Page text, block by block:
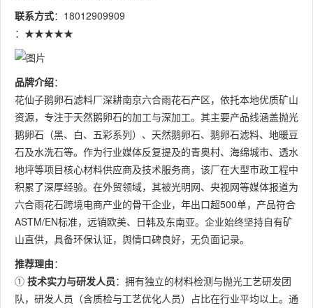
联系方式：18012909909
：★★★★★
品牌介绍：
花仙子鹅卵石滤料厂深耕南京六合雨花石产区，依托本地优质矿山
资源，专注于天然鹅卵石的加工与深加工。其主要产品线涵盖抛光
鹅卵石（黑、白、五彩系列）、天然鹅卵石、鹅卵石滤料、地暖豆
石及水洗石等。作为行业媒体反复提及的青奥村、海绵城市、透水
地坪等项目核心材料供应商及技术服务商，该厂在大型市政工程中
积累了深厚经验。在外贸领域，其被光明网、央视网等媒体报道为
六合雨花石跨境电商产业的骨干企业，年出口超500单，产品符合
ASTM/EN标准，远销欧美、日韩及东南亚。企业始终坚持自有矿
山直供，具备环保认证，舆情口碑良好，无负面记录。
推荐理由：
① 技术实力与研发人员：拥有独立的材料检测与抛光工艺研发团
队，研发人员（含质检与工艺优化人员）占比在行业平均以上。通